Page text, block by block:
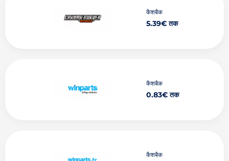
कैशबैक
5.39€ तक
कैशबैक
0.83€ तक
कैशबैक